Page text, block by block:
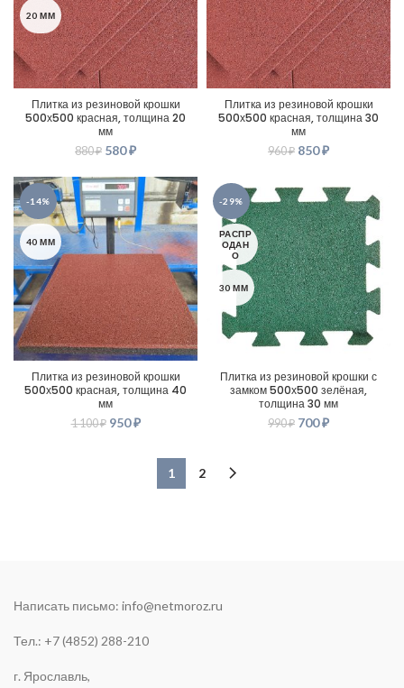
20 ММ
Плитка из резиновой крошки
500х500 красная, толщина 20
мм
880₽ 580₽
Плитка из резиновой крошки
500х500 красная, толщина 30
мм
960₽ 850₽
-14%
40 ММ
Плитка из резиновой крошки
500х500 красная, толщина 40
мм
1 100₽ 950₽
-29%
РАСПР
ОДАН
О
30 ММ
Плитка из резиновой крошки с
замком 500х500 зелёная,
толщина 30 мм
990₽ 700₽
1 2
Написать письмо: info@netmoroz.ru
Тел.: +7 (4852) 288-210
г. Ярославль,